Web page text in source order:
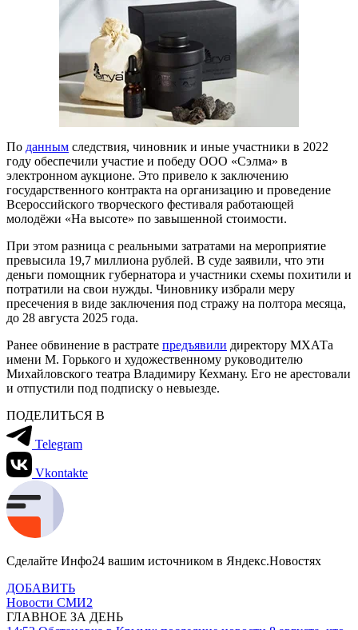
По данным следствия, чиновник и иные участники в 2022
году обеспечили участие и победу ООО «Сэлма» в
электронном аукционе. Это привело к заключению
государственного контракта на организацию и проведение
Всероссийского творческого фестиваля работающей
молодёжи «На высоте» по завышенной стоимости.
При этом разница с реальными затратами на мероприятие
превысила 19,7 миллиона рублей. В суде заявили, что эти
деньги помощник губернатора и участники схемы похитили и
потратили на свои нужды. Чиновнику избрали меру
пресечения в виде заключения под стражу на полтора месяца,
до 28 августа 2025 года.
Ранее обвинение в растрате предъявили директору МХАТа
имени М. Горького и художественному руководителю
Михайловского театра Владимиру Кехману. Его не арестовали
и отпустили под подписку о невыезде.
ПОДЕЛИТЬСЯ В
Telegram
Vkontakte
Сделайте Инфо24 вашим источником в Яндекс.Новостях
ДОБАВИТЬ
Новости СМИ2
ГЛАВНОЕ ЗА ДЕНЬ